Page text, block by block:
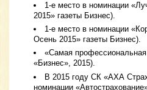
1-е место в номинации
2015» газеты Бизнес).
1-е место в номинации
Осень 2015» газеты Бизнес).
«Самая профессиональная
«Бизнес», 2015).
В 2015 году СК «АХА
номинации